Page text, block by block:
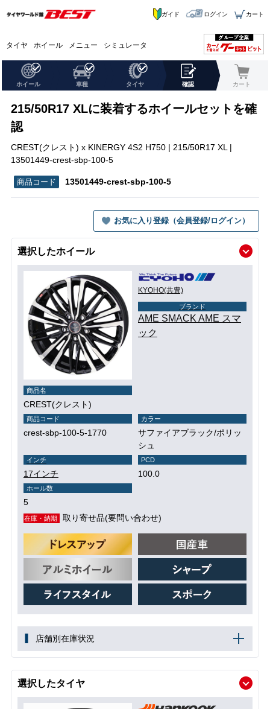
タイヤ ホイール メニュー シミュレータ
ガイド ログイン カート
ホイール 車種 タイヤ 確認 カート
215/50R17 XLに装着するホイールセットを確
認
CREST(クレスト) x KINERGY 4S2 H750 | 215/50R17 XL |
13501449-crest-sbp-100-5
13501449-crest-sbp-100-5
お気に入り登録（会員登録/ログイン）
選択したホイール
KYOHO(共豊)
ブランド
AME SMACK AME スマ
ック
商品名
CREST(クレスト)
商品コード
crest-sbp-100-5-1770
カラー
サファイアブラック/ポリッ
シュ
インチ
17インチ
PCD
100.0
ホール数
5
在庫・納期 取り寄せ品(要問い合わせ)
店舗別在庫状況
選択したタイヤ